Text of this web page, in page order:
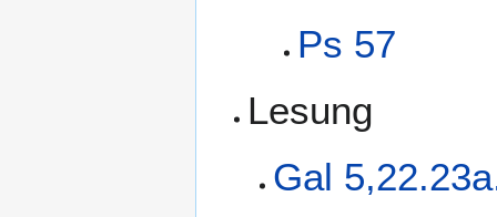
Ps 57
Lesung
Gal